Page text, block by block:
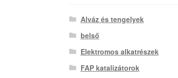
Alváz és tengelyek
belső
Elektromos alkatrészek
FAP katalizátorok